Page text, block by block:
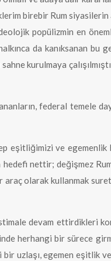
birebir Rum siyasilerin
popülizmin en
da kanıksanan bu
kurulmaya
federal temele
ve egemenlik
nettir; değişmez
olarak kullanmak
devam ettirdikleri
herhangi bir sürece
bir uzlaşı, egemen